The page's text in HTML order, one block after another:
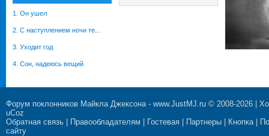
1. Он ушел
2. С наступлением ночи те...
3. Уходит год
4. Cон, надеюсь вещий
Форум поклонников Майкла Джексона- www.JustMJ.ru © 2008-2026 |
uCoz
Обратная связь
Правообладателям Гостевая Партнеры Кнопка|
сайту